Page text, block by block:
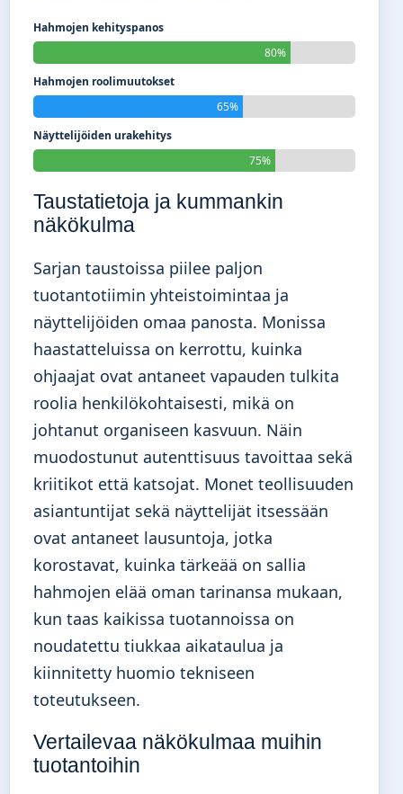
Hahmojen kehityspanos
80%
Hahmojen roolimuutokset
65%
Näyttelijöiden urakehitys
75%
Taustatietoja ja kummankin
näkökulma
Sarjan taustoissa piilee paljon
tuotantotiimin yhteistoimintaa ja
näyttelijöiden omaa panosta. Monissa
haastatteluissa on kerrottu, kuinka
ohjaajat ovat antaneet vapauden tulkita
roolia henkilökohtaisesti, mikä on
johtanut organiseen kasvuun. Näin
muodostunut autenttisuus tavoittaa sekä
kriitikot että katsojat. Monet teollisuuden
asiantuntijat sekä näyttelijät itsessään
ovat antaneet lausuntoja, jotka
korostavat, kuinka tärkeää on sallia
hahmojen elää oman tarinansa mukaan,
kun taas kaikissa tuotannoissa on
noudatettu tiukkaa aikataulua ja
kiinnitetty huomio tekniseen
toteutukseen.
Vertailevaa näkökulmaa muihin
tuotantoihin